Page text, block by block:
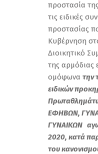
προστασία
τις ειδικές
προστασίας
Κυβέρνηση
Διοικητικό
της αρμόδιας
ομόφωνα την
ειδικών
ΕΦΗΒΩΝ,
ΓΥΝΑΙΚΩΝ
2020, κατά
του